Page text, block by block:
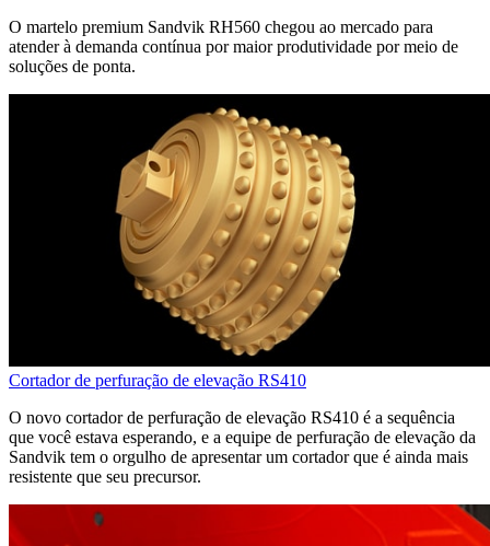
O martelo premium Sandvik RH560 chegou ao mercado para
atender à demanda contínua por maior produtividade por meio de
soluções de ponta.
Cortador de perfuração de elevação RS410
O novo cortador de perfuração de elevação RS410 é a sequência
que você estava esperando, e a equipe de perfuração de elevação da
Sandvik tem o orgulho de apresentar um cortador que é ainda mais
resistente que seu precursor.